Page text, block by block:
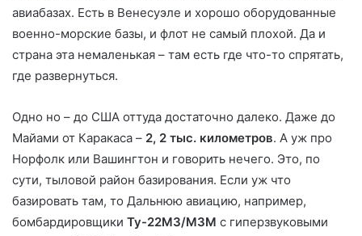
авиабазах. Есть в Венесуэле и хорошо оборудованные
военно-морские базы, и флот не самый плохой. Да и
страна эта немаленькая – там есть где что-то спрятать,
где развернуться.
Одно но – до США оттуда достаточно далеко. Даже до
Майами от Каракаса – 2, 2 тыс. километров. А уж про
Норфолк или Вашингтон и говорить нечего. Это, по
сути, тыловой район базирования. Если уж что
базировать там, то Дальнюю авиацию, например,
бомбардировщики Ту-22М3/М3М с гиперзвуковыми